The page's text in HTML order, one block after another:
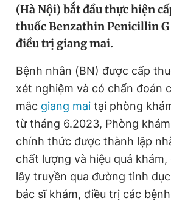
Video
Tiện ích Bạn
Thông tin tòa soạn Liên
(Hà Nội) bắt đầu thực hiện
thuốc Benzathin Penicillin
điều trị giang mai.
Bệnh nhân (BN) được cấp
xét nghiệm và có chẩn đoán
mắc giang mai tại phòng
từ tháng 6.2023, Phòng
chính thức được thành lập
chất lượng và hiệu quả
lây truyền qua đường tình
bác sĩ khám, điều trị các bệnh